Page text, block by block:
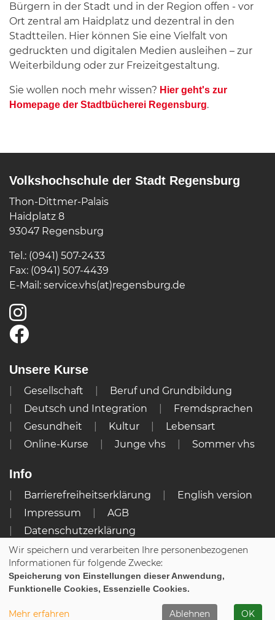
Bürgern in der Stadt und in der Region offen - vor
Ort zentral am Haidplatz und dezentral in den
Stadtteilen. Hier können Sie eine Vielfalt von
gedruckten und digitalen Medien ausleihen – zur
Weiterbildung oder zur Freizeitgestaltung.
Sie wollen noch mehr wissen? Hier geht's zur
Homepage der Stadtbücherei Regensburg.
Volkshochschule der Stadt Regensburg
Thon-Dittmer-Palais
Haidplatz 8
93047 Regensburg
Tel.: (0941) 507-2433
Fax: (0941) 507-4439
E-Mail: service.vhs(at)regensburg.de
Unsere Kurse
Gesellschaft
Beruf und Grundbildung
Deutsch und Integration
Fremdsprachen
Gesundheit
Kultur
Lebensart
Online-Kurse
Junge vhs Sommer vhs
Info
Barrierefreiheitserklärung
English version
Impressum
AGB
Datenschutzerklärung
Widerrufsbelehrung
Cookie Einstellungen
Wir speichern und verarbeiten Ihre personenbezogenen
Informationen für folgende Zwecke:
Speicherung von Einstellungen dieser Anwendung,
Funktionelle Cookies, Essenzielle Cookies.
Mehr erfahren Ablehnen OK